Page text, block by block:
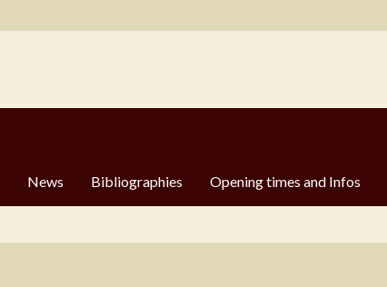
News Bibliographies Opening times and Infos